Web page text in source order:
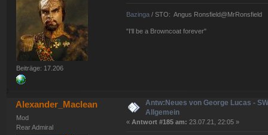
Beiträge: 17.206
Bazinga/ STO: Angus Ronsfield@MrRonsfield
"I'll be a Browncoat forever"
Alexander_Maclean
Mod
Rear Admiral
Antw:Neues von George Lucas -
Allgemein
« Antwort #185 am: 23.07.21, 22:05 »